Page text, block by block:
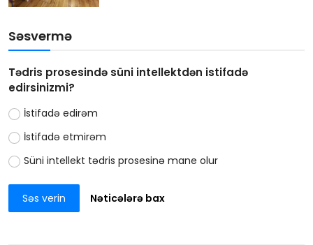
Səsvermə
Tədris prosesində süni intellektdən istifadə
edirsinizmi?
İstifadə edirəm
İstifadə etmirəm
Süni intellekt tədris prosesinə mane olur
Səs verin Nəticələrə bax